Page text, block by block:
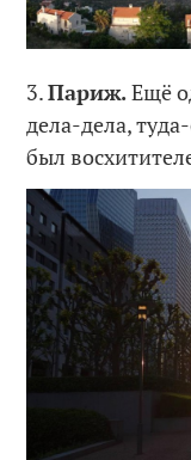
3.Париж.Ещё
дела-дела,
был